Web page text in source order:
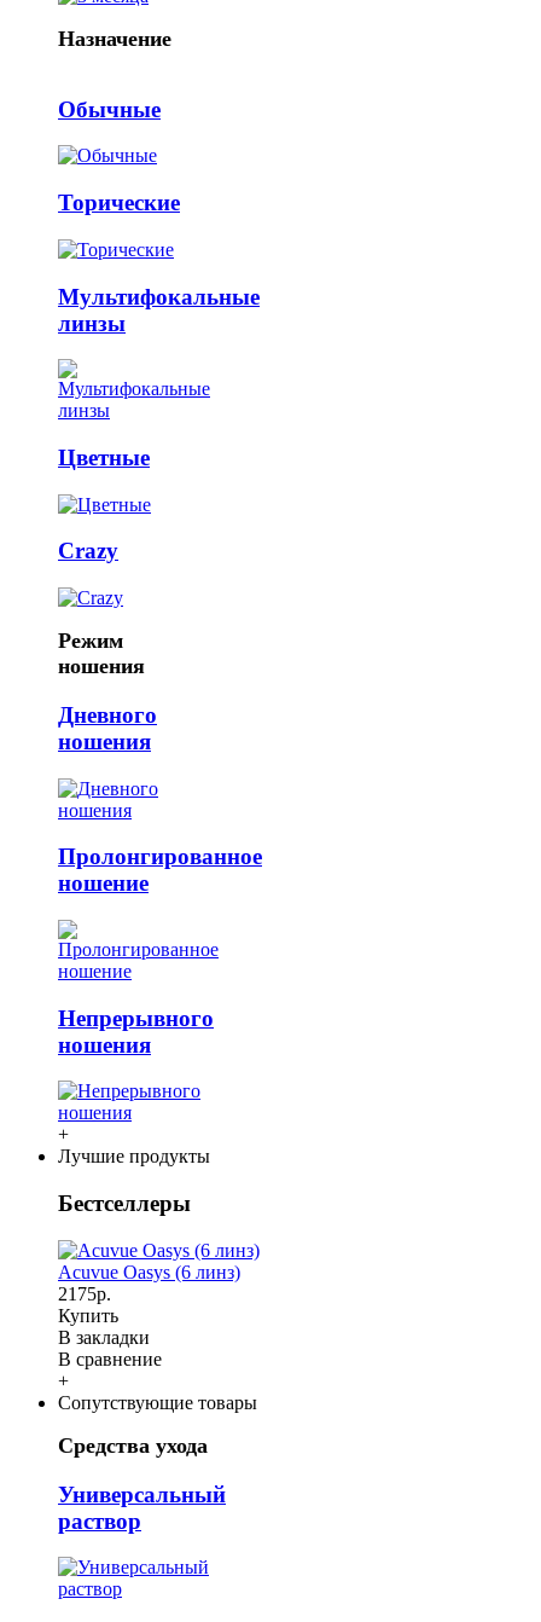
Назначение
Обычные
Торические
Мультифокальные
линзы
Цветные
Crazy
Режим
ношения
Дневного
ношения
Пролонгированное
ношение
Непрерывного
ношения
+
Лучшие продукты
Бестселлеры
Acuvue Oasys (6 линз)
2175р.
Купить
В закладки
В сравнение
+
Сопутствующие товары
Средства ухода
Универсальный
раствор